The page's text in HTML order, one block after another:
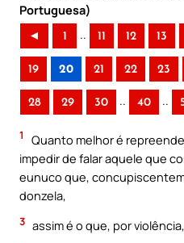
Portuguesa)
◄ 1 .. 11 12 13
19 20 21 22 23
28 29 30 .. 40 ..
1
Quanto melhor é
impedir de falar aquele que
eunuco que,
donzela,
3 assim é o que, por